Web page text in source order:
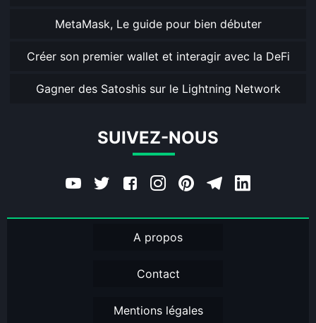
MetaMask, Le guide pour bien débuter
Créer son premier wallet et interagir avec la DeFi
Gagner des Satoshis sur le Lightning Network
SUIVEZ-NOUS
A propos
Contact
Mentions légales